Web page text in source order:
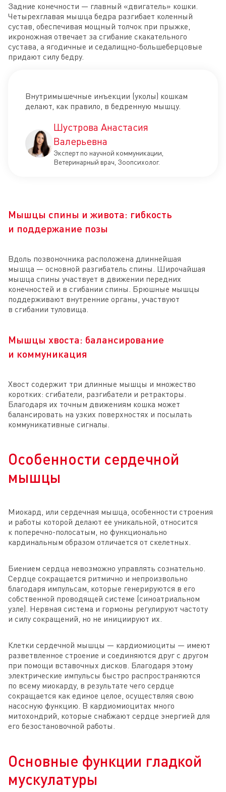
Задние конечности — главный «двигатель» кошки.
Четырехглавая мышца бедра разгибает коленный
сустав, обеспечивая мощный толчок при прыжке,
икроножная отвечает за сгибание скакательного
сустава, а ягодичные и седалищно-большеберцовые
придают силу бедру.
Внутримышечные инъекции (уколы) кошкам
делают, как правило, в бедренную мышцу.
Шустрова Анастасия
Валерьевна
Эксперт по научной коммуникации,
Ветеринарный врач, Зоопсихолог.
Мышцы спины и живота: гибкость
и поддержание позы
Вдоль позвоночника расположена длиннейшая
мышца — основной разгибатель спины. Широчайшая
мышца спины участвует в движении передних
конечностей и в сгибании спины. Брюшные мышцы
поддерживают внутренние органы, участвуют
в сгибании туловища.
Мышцы хвоста: балансирование
и коммуникация
Хвост содержит три длинные мышцы и множество
коротких: сгибатели, разгибатели и ретракторы.
Благодаря их точным движениям кошка может
балансировать на узких поверхностях и посылать
коммуникативные сигналы.
Особенности сердечной
мышцы
Миокард, или сердечная мышца, особенности строения
и работы которой делают ее уникальной, относится
к поперечно-полосатым, но функционально
кардинальным образом отличается от скелетных.
Биением сердца невозможно управлять сознательно.
Сердце сокращается ритмично и непроизвольно
благодаря импульсам, которые генерируются в его
собственной проводящей системе (синоатриальном
узле). Нервная система и гормоны регулируют частоту
и силу сокращений, но не инициируют их.
Клетки сердечной мышцы — кардиомиоциты — имеют
разветвленное строение и соединяются друг с другом
при помощи вставочных дисков. Благодаря этому
электрические импульсы быстро распространяются
по всему миокарду, в результате чего сердце
сокращается как единое целое, осуществляя свою
насосную функцию. В кардиомиоцитах много
митохондрий, которые снабжают сердце энергией для
его безостановочной работы.
Основные функции гладкой
мускулатуры